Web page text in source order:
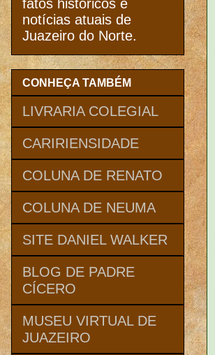
fatos históricos e
notícias atuais de
Juazeiro do Norte.
CONHEÇA TAMBÉM
LIVRARIA COLEGIAL
CARIRIENSIDADE
COLUNA DE RENATO
COLUNA DE NEUMA
SITE DANIEL WALKER
BLOG DE PADRE
CÍCERO
MUSEU VIRTUAL DE
JUAZEIRO